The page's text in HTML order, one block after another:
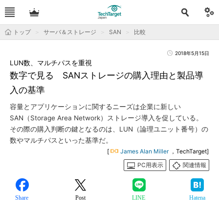
トップ サーバ＆ストレージ SAN 比較
2018年5月15日
数字で見る SANストレージの購入理由と製品導
入の基準
LUN数、マルチパスを重視
容量とアプリケーションに関するニーズは企業に新しい
SAN（Storage Area Network）ストレージ導入を促している。
その際の購入判断の鍵となるのは、LUN（論理ユニット番号）の
数やマルチパスといった基準だ。
[ James Alan Miller ，TechTarget]
PC用表示
関連情報
Share Post LINE Hatena